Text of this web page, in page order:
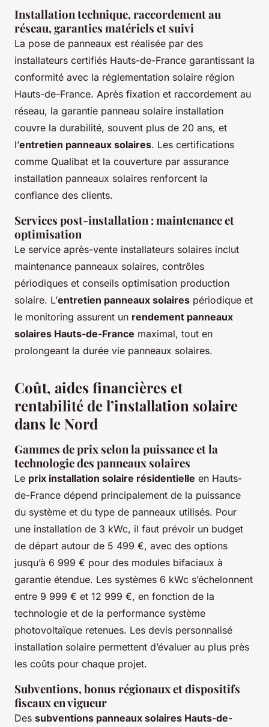
Installation technique, raccordement au
réseau, garanties matériels et suivi
La pose de panneaux est réalisée par des
installateurs certifiés Hauts-de-France garantissant la
conformité avec la réglementation solaire région
Hauts-de-France. Après fixation et raccordement au
réseau, la garantie panneau solaire installation
couvre la durabilité, souvent plus de 20 ans, et
l’entretien panneaux solaires. Les certifications
comme Qualibat et la couverture par assurance
installation panneaux solaires renforcent la
confiance des clients.
Services post-installation : maintenance et
optimisation
Le service après-vente installateurs solaires inclut
maintenance panneaux solaires, contrôles
périodiques et conseils optimisation production
solaire. L’entretien panneaux solaires périodique et
le monitoring assurent un rendement panneaux
solaires Hauts-de-France maximal, tout en
prolongeant la durée vie panneaux solaires.
Coût, aides financières et
rentabilité de l’installation solaire
dans le Nord
Gammes de prix selon la puissance et la
technologie des panneaux solaires
Le prix installation solaire résidentielle en Hauts-
de-France dépend principalement de la puissance
du système et du type de panneaux utilisés. Pour
une installation de 3 kWc, il faut prévoir un budget
de départ autour de 5 499 €, avec des options
jusqu’à 6 999 € pour des modules bifaciaux à
garantie étendue. Les systèmes 6 kWc s’échelonnent
entre 9 999 € et 12 999 €, en fonction de la
technologie et de la performance système
photovoltaïque retenues. Les devis personnalisé
installation solaire permettent d’évaluer au plus près
les coûts pour chaque projet.
Subventions, bonus régionaux et dispositifs
fiscaux en vigueur
Des subventions panneaux solaires Hauts-de-